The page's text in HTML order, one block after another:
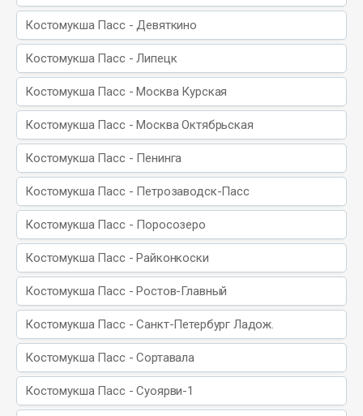
Костомукша Пасс - Девяткино
Костомукша Пасс - Липецк
Костомукша Пасс - Москва Курская
Костомукша Пасс - Москва Октябрьская
Костомукша Пасс - Пенинга
Костомукша Пасс - Петрозаводск-Пасс
Костомукша Пасс - Поросозеро
Костомукша Пасс - Райконкоски
Костомукша Пасс - Ростов-Главный
Костомукша Пасс - Санкт-Петербург Ладож.
Костомукша Пасс - Сортавала
Костомукша Пасс - Суоярви-1